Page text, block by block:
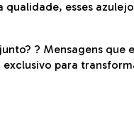
qualidade, esses
? Mensagens
para